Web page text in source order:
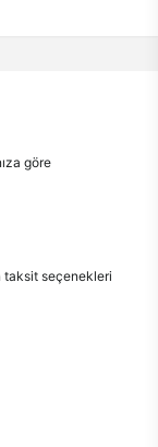
göre
taksit seçenekleri